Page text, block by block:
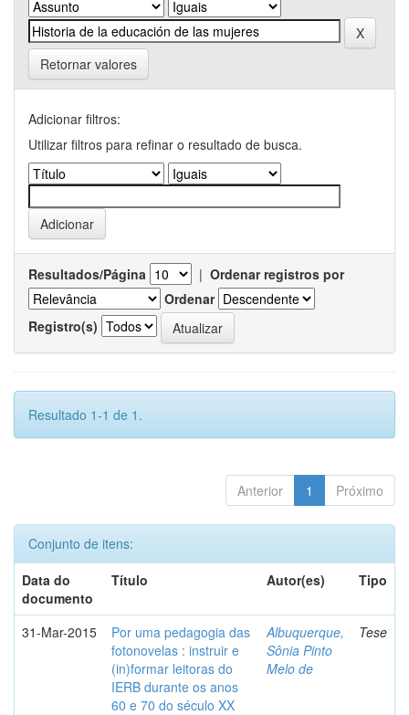
Retornar valores
Adicionar filtros:
Utilizar filtros para refinar o resultado de busca.
Resultados/Página | Ordenar registros por
Ordenar
Registro(s)
Resultado 1-1 de 1.
Anterior 1 Próximo
Conjunto de itens:
Data do
documento
Título Autor(es) Tipo
31-Mar-2015
Por uma pedagogia das
fotonovelas : instruir e
(in)formar leitoras do
IERB durante os anos
60 e 70 do século XX
Albuquerque,
Sônia Pinto
Melo de
Tese